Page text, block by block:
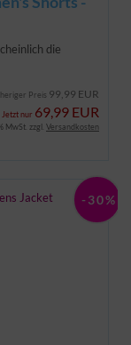
die
Preis 99,99 EUR
Jetzt nur 69,99 EUR
MwSt. zzgl. Versandkosten
-30%